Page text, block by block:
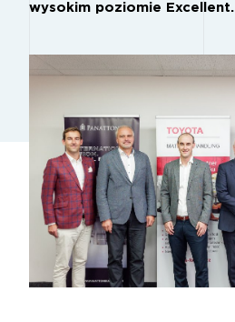
wysokim poziomie Excellent.